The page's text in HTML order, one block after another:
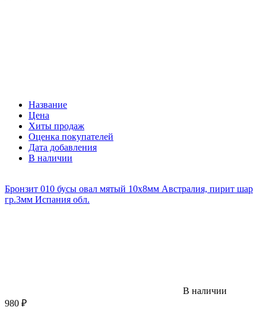
Название
Цена
Хиты продаж
Оценка покупателей
Дата добавления
В наличии
Бронзит 010 бусы овал мятый 10х8мм Австралия, пирит шар
гр.3мм Испания обл.
В наличии
980 ₽